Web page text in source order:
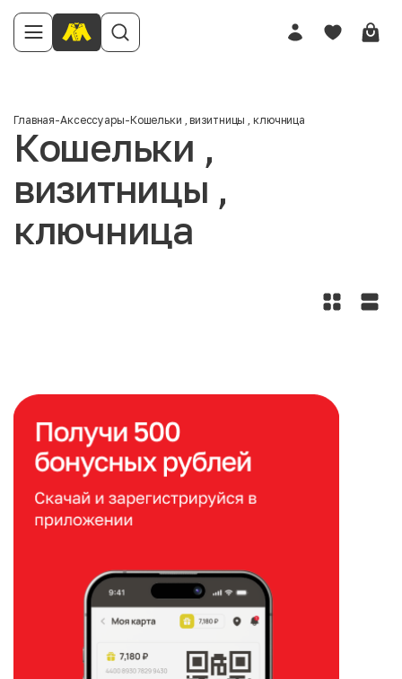
Главная-Аксессуары-Кошельки , визитницы , ключница
Кошельки ,
визитницы ,
ключница